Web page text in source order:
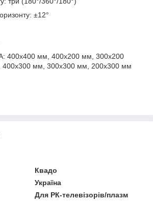
±12°
400x400 мм, 400x200 мм, 300x200
мм, 300x300 мм, 200x300 мм
Квадо
Україна
Для РК-телевізорів/плазм